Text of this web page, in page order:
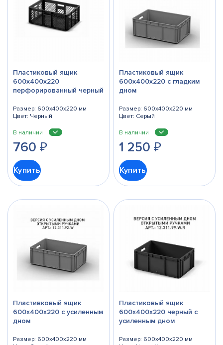
Пластиковый ящик
600х400х220
перфорированный черный
Размер: 600x400x220 мм
Цвет: Черный
В наличии
760₽
Купить
Пластиковый ящик
600х400х220 с гладким
дном
Размер: 600x400x220 мм
Цвет: Серый
В наличии
1 250 ₽
Купить
Пластивковый ящик
600х400х220 с усиленным
дном
Размер: 600x400x220 мм
Пластиковый ящик
600х400х220 черный с
усиленным дном
Размер: 600x400x220 мм